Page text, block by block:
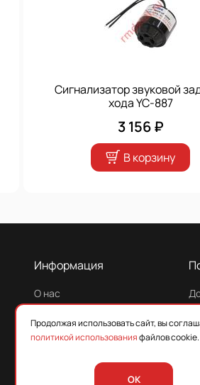
Сигнализатор звуковой
хода YC-887
3 156 ₽
В корзину
Информация
О нас
Контакты
Продолжая использовать сайт, вы
политикой использованияфайлов cookie.
OK